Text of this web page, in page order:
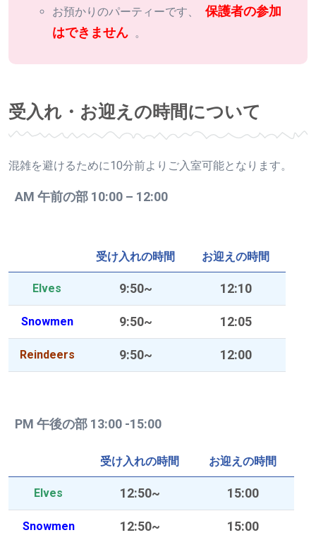
お預かりのパーティーです、
保護者の参加
はできません 。
受入れ・お迎えの時間について
混雑を避けるために10分前よりご入室可能となります。
AM 午前の部 10:00 – 12:00
受け入れの時間 お迎えの時間
Elves 9:50~ 12:10
Snowmen 9:50~ 12:05
Reindeers 9:50~ 12:00
PM 午後の部 13:00 -15:00
受け入れの時間 お迎えの時間
Elves 12:50~ 15:00
Snowmen 12:50~ 15:00